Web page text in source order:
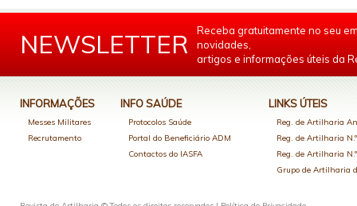
NEWSLETTER
Receba gratuitamente no seu
novidades,
artigos e informações úteis da
INFORMAÇÕES
Messes Militares
Recrutamento
INFO SAÚDE
Protocolos Saúde
Portal do Beneficiário ADM
Contactos do IASFA
LINKS ÚTEIS
Reg. de Artilharia
Reg. de Artilharia
Reg. de Artilharia
Grupo de Artilharia